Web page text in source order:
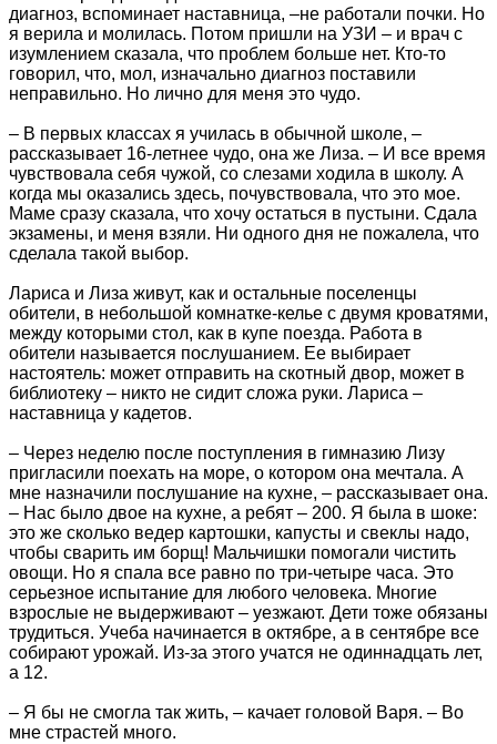
диагноз, вспоминает наставница, –не работали почки. Но
я верила и молилась. Потом пришли на УЗИ – и врач с
изумлением сказала, что проблем больше нет. Кто-то
говорил, что, мол, изначально диагноз поставили
неправильно. Но лично для меня это чудо.
– В первых классах я училась в обычной школе, –
рассказывает 16-летнее чудо, она же Лиза. – И все время
чувствовала себя чужой, со слезами ходила в школу. А
когда мы оказались здесь, почувствовала, что это мое.
Маме сразу сказала, что хочу остаться в пустыни. Сдала
экзамены, и меня взяли. Ни одного дня не пожалела, что
сделала такой выбор.
Лариса и Лиза живут, как и остальные поселенцы
обители, в небольшой комнатке-келье с двумя кроватями,
между которыми стол, как в купе поезда. Работа в
обители называется послушанием. Ее выбирает
настоятель: может отправить на скотный двор, может в
библиотеку – никто не сидит сложа руки. Лариса –
наставница у кадетов.
– Через неделю после поступления в гимназию Лизу
пригласили поехать на море, о котором она мечтала. А
мне назначили послушание на кухне, – рассказывает она.
– Нас было двое на кухне, а ребят – 200. Я была в шоке:
это же сколько ведер картошки, капусты и свеклы надо,
чтобы сварить им борщ! Мальчишки помогали чистить
овощи. Но я спала все равно по три-четыре часа. Это
серьезное испытание для любого человека. Многие
взрослые не выдерживают – уезжают. Дети тоже обязаны
трудиться. Учеба начинается в октябре, а в сентябре все
собирают урожай. Из-за этого учатся не одиннадцать лет,
а 12.
– Я бы не смогла так жить, – качает головой Варя. – Во
мне страстей много.